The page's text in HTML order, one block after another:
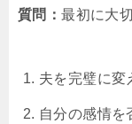
質問：最初に大
夫を完璧に変
自分の感情を